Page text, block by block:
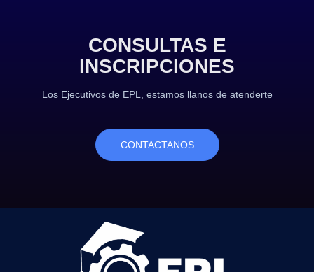
CONSULTAS E
INSCRIPCIONES
Los Ejecutivos de EPL, estamos llanos de atenderte
CONTACTANOS